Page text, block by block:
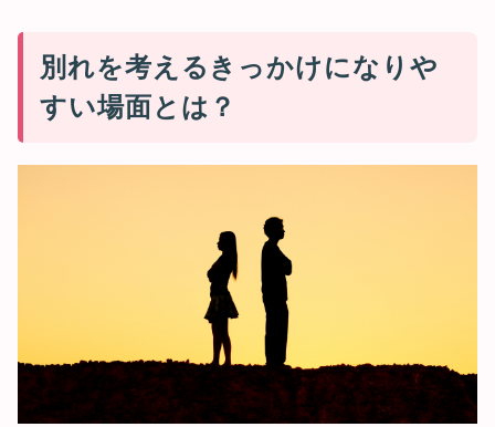
別れを考えるきっかけになりや
すい場面とは？